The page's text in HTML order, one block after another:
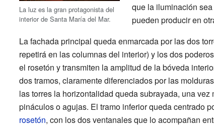
La luz es la gran protagonista del
interior de Santa María del Mar.
que la iluminación
pueden producir en
La fachada principal queda enmarcada por las dos
repetirá en las columnas del interior) y los dos
el rosetón y transmiten la amplitud de la bóveda
dos tramos, claramente diferenciados por las
las torres la horizontalidad queda subrayada, una
pináculos o agujas. El tramo inferior queda centrado
rosetón, con los dos ventanales que lo acompañan